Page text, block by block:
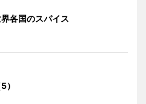
各国のスパイス
）